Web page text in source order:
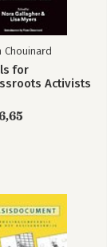
Chouinard
for
Activists